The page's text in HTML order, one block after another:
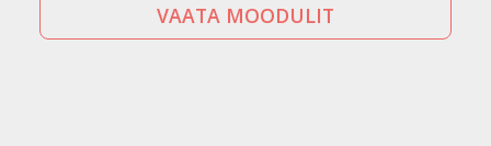
VAATA MOODULIT